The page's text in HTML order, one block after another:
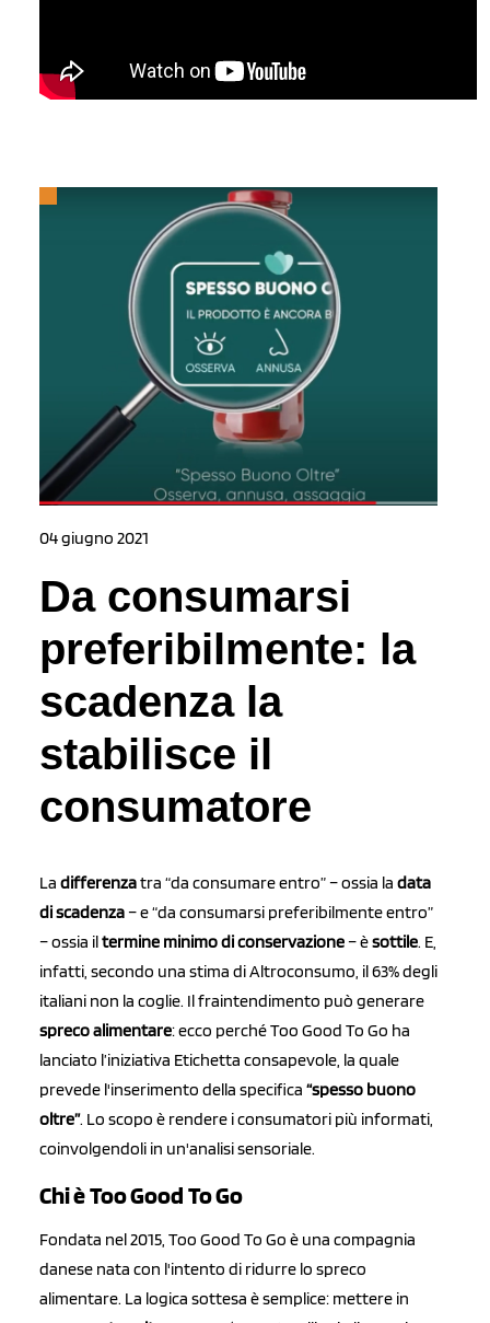
04 giugno 2021
Da consumarsi
preferibilmente: la
scadenza la
stabilisce il
consumatore
La differenzatra “da consumare entro” – ossia la data
di scadenza– e “da consumarsi preferibilmente entro”
– ossia iltermine minimo di conservazione– èsottile. E,
infatti, secondo una stima di Altroconsumo, il 63% degli
italiani non la coglie. Il fraintendimento può generare
spreco alimentare: ecco perché Too Good To Go ha
lanciato l’iniziativa Etichetta consapevole, la quale
prevede l'inserimento della specifica “spesso buono
oltre”. Lo scopo è rendere i consumatori più informati,
coinvolgendoli in un'analisi sensoriale.
Chi è Too Good To Go
Fondata nel 2015, Too Good To Go è una compagnia
danese nata con l'intento di ridurre lo spreco
alimentare. La logica sottesa è semplice: mettere in